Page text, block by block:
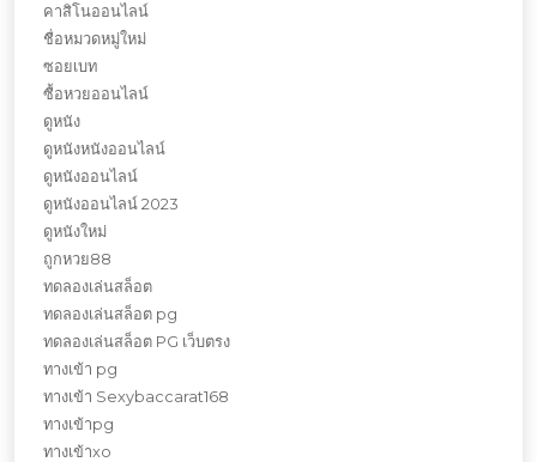
คาสิโนออนไลน์
ชื่อหมวดหมู่ใหม่
ซอยเบท
ซื้อหวยออนไลน์
ดูหนัง
ดูหนังหนังออนไลน์
ดูหนังออนไลน์
ดูหนังออนไลน์ 2023
ดูหนังใหม่
ถูกหวย88
ทดลองเล่นสล็อต
ทดลองเล่นสล็อต pg
ทดลองเล่นสล็อต PG เว็บตรง
ทางเข้า pg
ทางเข้า Sexybaccarat168
ทางเข้าpg
ทางเข้าxo